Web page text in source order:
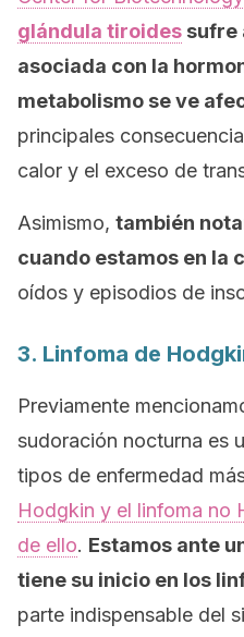
glándula tiroides sufre
asociada con la
metabolismo se ve
principales
calor y el exceso de
Asimismo, también
cuando estamos en la
oídos y episodios de
3. Linfoma de
Previamente
sudoración nocturna es
tipos de enfermedad
Hodgkin y el linfoma no
de ello. Estamos ante
tiene su inicio en los
parte indispensable del